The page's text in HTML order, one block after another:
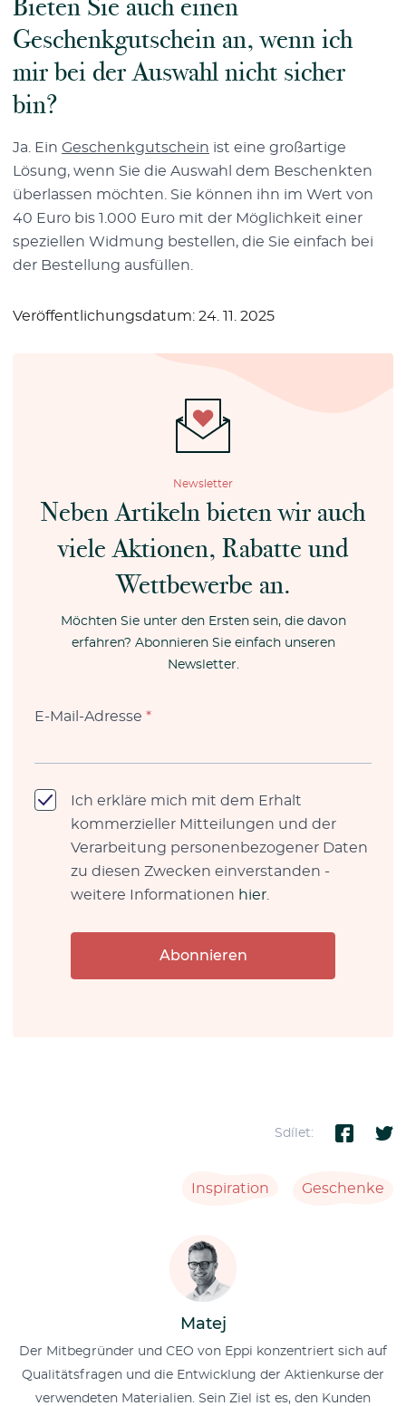
Geschenkgutschein an, wenn ich
mir bei der Auswahl nicht sicher
bin?
Ja. Ein Geschenkgutschein ist eine großartige
Lösung, wenn Sie die Auswahl dem Beschenkten
überlassen möchten. Sie können ihn im Wert von
40 Euro bis 1.000 Euro mit der Möglichkeit einer
speziellen Widmung bestellen, die Sie einfach bei
der Bestellung ausfüllen.
Veröffentlichungsdatum: 24. 11. 2025
Newsletter
Neben Artikeln bieten wir auch
viele Aktionen, Rabatte und
Wettbewerbe an.
Möchten Sie unter den Ersten sein, die davon
erfahren? Abonnieren Sie einfach unseren
Newsletter.
E-Mail-Adresse *
Ich erkläre mich mit dem Erhalt
kommerzieller Mitteilungen und der
Verarbeitung personenbezogener Daten
zu diesen Zwecken einverstanden -
weitere Informationen hier
Abonnieren
Sdílet:
Inspiration Geschenke
Matej
Der Mitbegründer und CEO von Eppi konzentriert sich auf
Qualitätsfragen und die Entwicklung der Aktienkurse der
verwendeten Materialien. Sein Ziel ist es, den Kunden